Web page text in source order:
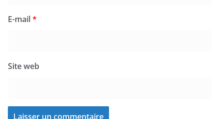
E-mail*
Site web